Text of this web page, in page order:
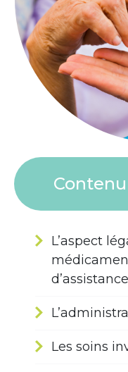
L’aspect
d’assistance
Les soins